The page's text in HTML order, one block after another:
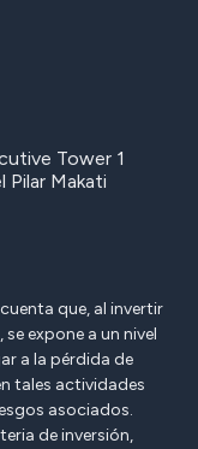
Tower 1
Pilar Makati
que, al invertir
expone a un nivel
a la pérdida de
tales actividades
asociados.
de inversión,